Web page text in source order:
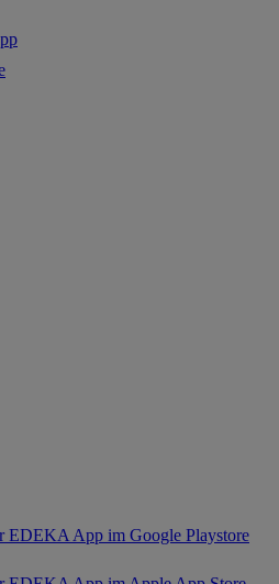
EDEKA App im Google Playstore